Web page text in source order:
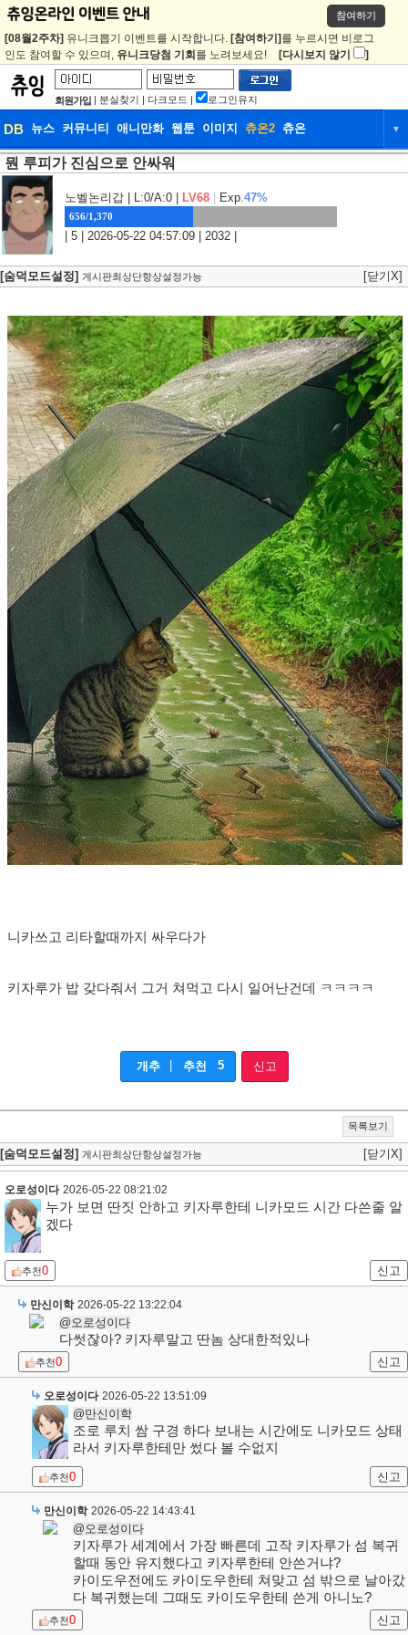
참여하기
[08월2주차] 유니크뽑기 이벤트를 시작합니다. [참여하기] 를 누르시면 비로그
인도 참여할 수 있으며, 유니크당첨 기회 를 노려보세요! [다시보지 않기 ]
회원가입 | 분실찾기 | 다크모드 | 로그인유지
DB 뉴스 커뮤니티 애니만화 웹툰 이미지 츄온2 츄온 ▼
DB 뉴스
웹툰 이미지 츄온2
뭔 루피가 진심으로 안싸워
노벨논리갑 | L:0/A:0 | LV68 Exp.47%
656/1,370
| 5 | 2026-05-22 04:57:09 | 2032 |
[숨덕모드설정] 게시판최상단항상설정가능 [닫기X]
니카쓰고 리타할때까지 싸우다가
키자루가 밥 갖다줘서 그거 쳐먹고 다시 일어난건데 ㅋㅋㅋㅋ
개추 | 추천 5 신고
목록보기
[숨덕모드설정] 게시판최상단항상설정가능 [닫기X]
오로성이다 2026-05-22 08:21:02
누가 보면 딴짓 안하고 키자루한테 니카모드 시간 다쓴줄 알
겠다
추천0 신고
만신이학 2026-05-22 13:22:04
@오로성이다
다썻잖아? 키자루말고 딴놈 상대한적있나
추천0 신고
오로성이다 2026-05-22 13:51:09
@만신이학
조로 루치 쌈 구경 하다 보내는 시간에도 니카모드 상태
라서 키자루한테만 썼다 볼 수없지
추천0 신고
만신이학 2026-05-22 14:43:41
@오로성이다
키자루가 세계에서 가장 빠른데 고작 키자루가 섬 복귀
할때 동안 유지했다고 키자루한테 안쓴거냐?
카이도우전에도 카이도우한테 쳐맞고 섬 밖으로 날아갔
다 복귀했는데 그때도 카이도우한테 쓴게 아니노?
추천0 신고